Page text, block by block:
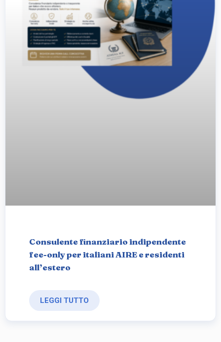
Consulente finanziario indipendente
fee-only per italiani AIRE e residenti
all’estero
LEGGI TUTTO